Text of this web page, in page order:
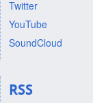
Twitter
YouTube
SoundCloud
RSS